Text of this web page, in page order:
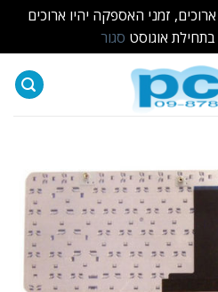
זמני האספקה יהיו ארוכים
אוגוסט סגור